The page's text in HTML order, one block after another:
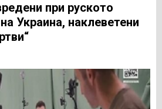
при руското
Украина, наклеветени